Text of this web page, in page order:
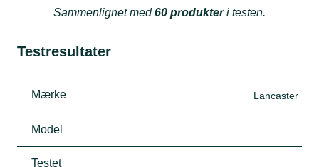
Sammenlignet med60 produkteri testen.
Testresultater
Mærke Lancaster
Model
Testet